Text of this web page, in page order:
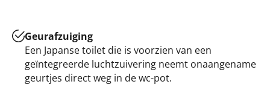
Geurafzuiging
Een Japanse toilet die is voorzien van een
geïntegreerde luchtzuivering neemt onaangename
geurtjes direct weg in de wc-pot.